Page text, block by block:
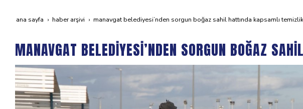
ana sayfa haber arşivi manavgat beledi̇yesi̇’nden sorgun boğaz sahi̇l hattinda kapsamli temi̇zli̇k
MANAVGAT BELEDİYESİ’NDEN SORGUN BOĞAZ